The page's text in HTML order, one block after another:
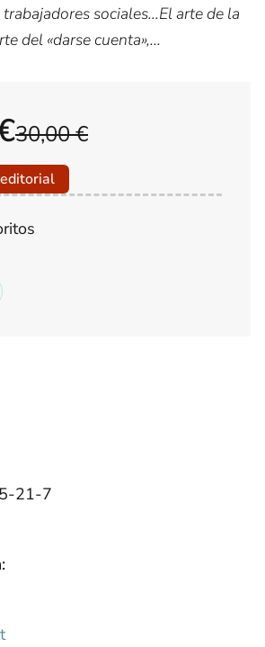
sociales...El arte de la
del «darse cuenta»,...
21-7
30,00 €